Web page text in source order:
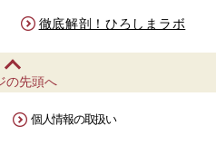
徹底解剖！ひろしまラボ
の先頭へ
個人情報の取扱い